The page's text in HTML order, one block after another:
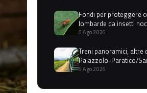
Fondi per proteggere
lombarde da insetti
6 Ago 2026
Treni panoramici, altre
Palazzolo-Paratico/
6 Ago 2026